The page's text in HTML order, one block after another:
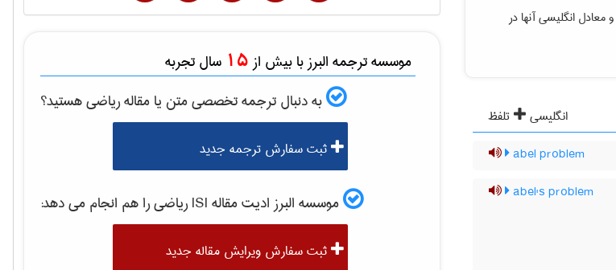
و معادل انگلیسی آنها در
انگلیسی
تلفظ
abel problem
abel's problem
موسسه ترجمه البرز با بیش از 15 سال تجربه
به دنبال ترجمه تخصصی متن یا مقالهرياضیهستید؟
ثبت سفارش ترجمه جدید
موسسه البرز ادیت مقاله ISI رياضیرا هم انجام می دهد:
ثبت سفارش ویرایش مقاله جدید